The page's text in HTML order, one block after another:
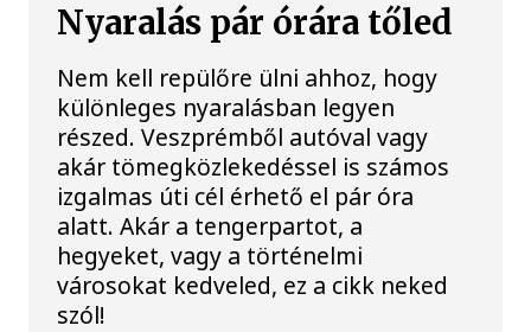
Nyaralás pár órára tőled
Nem kell repülőre ülni ahhoz, hogy
különleges nyaralásban legyen
részed. Veszprémből autóval vagy
akár tömegközlekedéssel is számos
izgalmas úti cél érhető el pár óra
alatt. Akár a tengerpartot, a
hegyeket, vagy a történelmi
városokat kedveled, ez a cikk neked
szól!